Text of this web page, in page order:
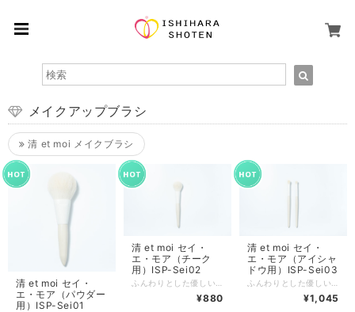
メイクアップブラシ
清 et moi メイクブラシ
清 et moi セイ・
エ・モア（パウダー
用）ISP-Sei01
清 et moi セイ・
エ・モア（チーク
用）ISP-Sei02
¥880
清 et moi セイ・
エ・モア（アイシャ
ドウ用）ISP-Sei03
¥1,045